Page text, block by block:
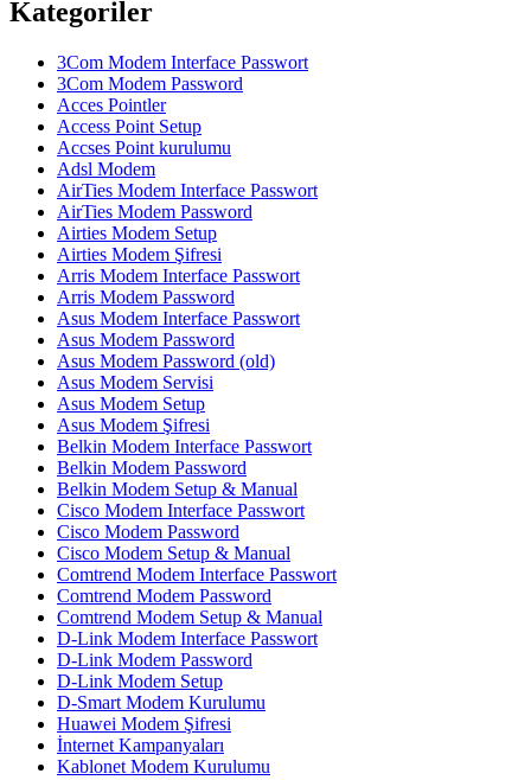
Kategoriler
3Com Modem Interface Passwort
3Com Modem Password
Acces Pointler
Access Point Setup
Accses Point kurulumu
Adsl Modem
AirTies Modem Interface Passwort
AirTies Modem Password
Airties Modem Setup
Airties Modem Şifresi
Arris Modem Interface Passwort
Arris Modem Password
Asus Modem Interface Passwort
Asus Modem Password
Asus Modem Password (old)
Asus Modem Servisi
Asus Modem Setup
Asus Modem Şifresi
Belkin Modem Interface Passwort
Belkin Modem Password
Belkin Modem Setup & Manual
Cisco Modem Interface Passwort
Cisco Modem Password
Cisco Modem Setup & Manual
Comtrend Modem Interface Passwort
Comtrend Modem Password
Comtrend Modem Setup & Manual
D-Link Modem Interface Passwort
D-Link Modem Password
D-Link Modem Setup
D-Smart Modem Kurulumu
Huawei Modem Şifresi
İnternet Kampanyaları
Kablonet Modem Kurulumu